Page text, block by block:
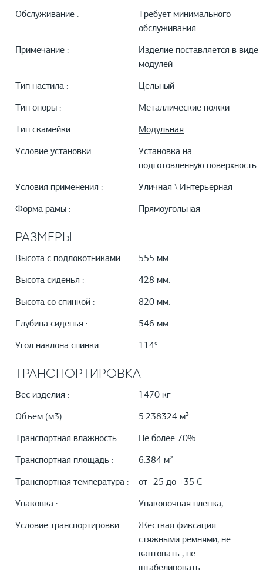
Обслуживание :
Требует минимального
обслуживания
Примечание :
Изделие поставляется в виде
модулей
Тип настила : Цельный
Тип опоры : Металлические ножки
Тип скамейки : Модульная
Условие установки :
Установка на
подготовленную поверхность
Условия применения : Уличная \ Интерьерная
Форма рамы : Прямоугольная
РАЗМЕРЫ
Высота с подлокотниками : 555 мм.
Высота сиденья : 428 мм.
Высота со спинкой : 820 мм.
Глубина сиденья : 546 мм.
Угол наклона спинки : 114°
ТРАНСПОРТИРОВКА
Вес изделия : 1470 кг
Объем (м3) : 5.238324 м³
Транспортная влажность : Не более 70%
Транспортная площадь : 6.384 м²
Транспортная температура : от -25 до +35 С
Упаковка : Упаковочная пленка,
Условие транспортировки :
Жесткая фиксация
стяжными ремнями, не
кантовать , не